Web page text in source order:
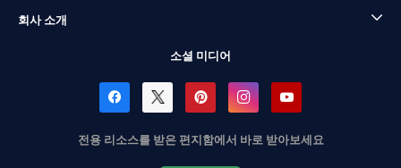
회사 소개
소셜 미디어
전용 리소스를 받은 편지함에서 바로 받아보세요